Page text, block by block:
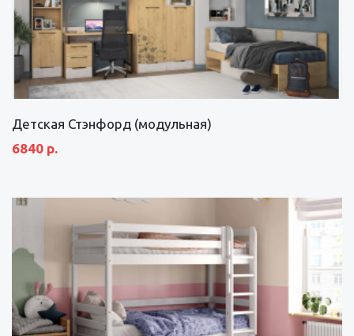
Детская Стэнфорд (модульная)
6840 р.